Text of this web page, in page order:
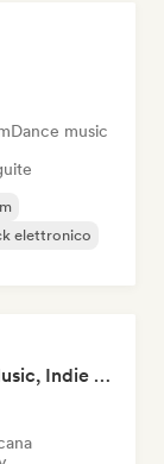
Dance music
elettronico
Pop Machine Mode 🤖 AI Music, Indie Pop & Dream Pop